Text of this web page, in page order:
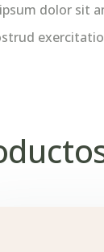
dolor sit